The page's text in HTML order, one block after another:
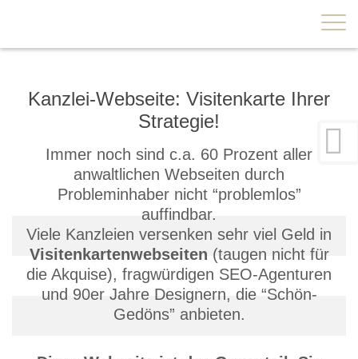
×
Kanzlei-Webseite: Visitenkarte Ihrer
Strategie!
Immer noch sind c.a. 60 Prozent aller
anwaltlichen Webseiten durch
Probleminhaber nicht “problemlos”
auffindbar.
Viele Kanzleien versenken sehr viel Geld in
Visitenkartenwebseiten (taugen nicht für
die Akquise), fragwürdigen SEO-Agenturen
und 90er Jahre Designern, die “Schön-
Gedöns” anbieten.